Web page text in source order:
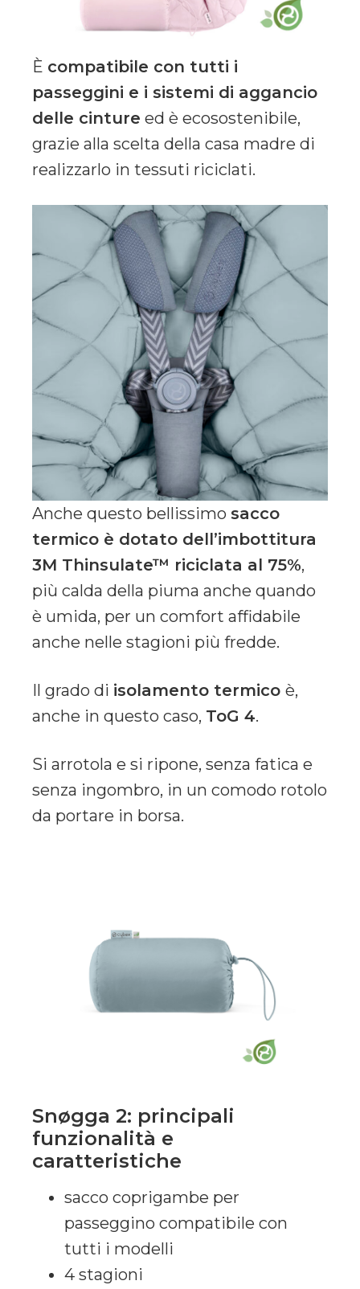
È compatibile con tutti i
passeggini e i sistemi di aggancio
delle cinture ed è ecosostenibile,
grazie alla scelta della casa madre di
realizzarlo in tessuti riciclati.
Anche questo bellissimo sacco
termico è dotato dell’imbottitura
3M Thinsulate™ riciclata al 75%,
più calda della piuma anche quando
è umida, per un comfort affidabile
anche nelle stagioni più fredde.
Il grado di isolamento termico è,
anche in questo caso, ToG 4.
Si arrotola e si ripone, senza fatica e
senza ingombro, in un comodo rotolo
da portare in borsa.
Snøgga 2: principali
funzionalità e
caratteristiche
sacco coprigambe per
passeggino compatibile con
tutti i modelli
4 stagioni